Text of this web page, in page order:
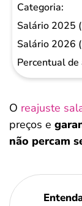
O reajuste
preços e
não percam